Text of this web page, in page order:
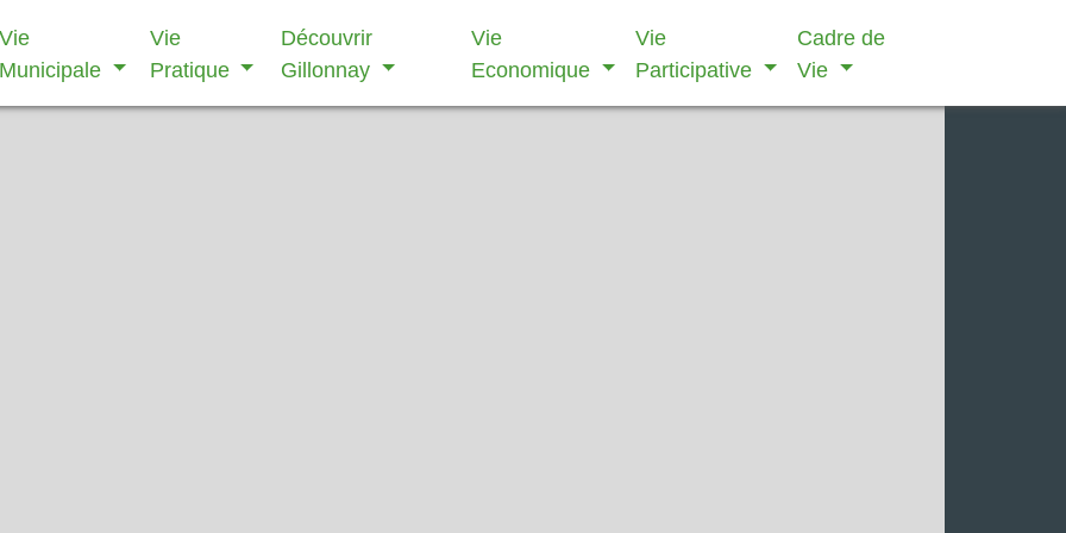
Vie
Municipale
Vie
Pratique
Découvrir
Gillonnay
Vie
Economique
Vie
Participative
Cadre de
Vie